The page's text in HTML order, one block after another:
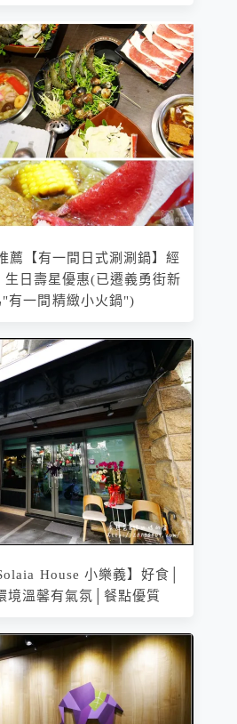
薦【有一間日式涮涮鍋】經
日壽星優惠(已遷義勇街新
有一間精緻小火鍋")
House 小樂義】好食│
境溫馨有氣氛│餐點優質